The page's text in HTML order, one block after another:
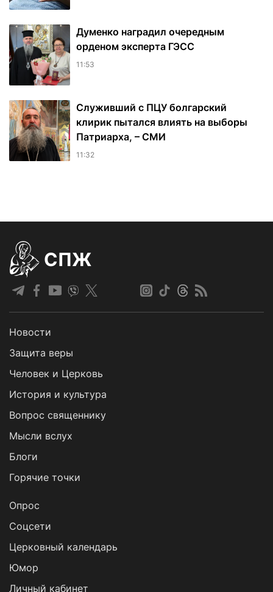
Думенко наградил очередным
орденом эксперта ГЭСС
11:53
Служивший с ПЦУ болгарский
клирик пытался влиять на выборы
Патриарха, – СМИ
11:32
СПЖ
Новости
Защита веры
Человек и Церковь
История и культура
Вопрос священнику
Мысли вслух
Блоги
Горячие точки
Опрос
Cоцсети
Церковный календарь
Юмор
Личный кабинет